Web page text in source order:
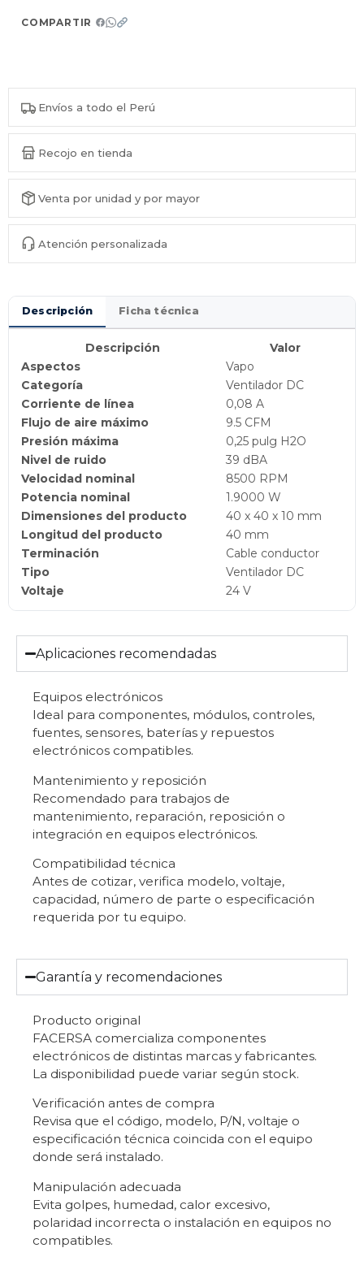
COMPARTIR
Envíos a todo el Perú
Recojo en tienda
Venta por unidad y por mayor
Atención personalizada
Descripción Ficha técnica
Descripción
Valor
Aspectos
Vapo
Categoría
Ventilador DC
Corriente de línea
0,08 A
Flujo de aire máximo
9.5 CFM
Presión máxima
0,25 pulg H2O
Nivel de ruido
39 dBA
Velocidad nominal
8500 RPM
Potencia nominal
1.9000 W
Dimensiones del producto
40 x 40 x 10 mm
Longitud del producto
40 mm
Terminación
Cable conductor
Tipo
Ventilador DC
Voltaje
24 V
Aplicaciones recomendadas
Equipos electrónicos
Ideal para componentes, módulos, controles,
fuentes, sensores, baterías y repuestos
electrónicos compatibles.
Mantenimiento y reposición
Recomendado para trabajos de
mantenimiento, reparación, reposición o
integración en equipos electrónicos.
Compatibilidad técnica
Antes de cotizar, verifica modelo, voltaje,
capacidad, número de parte o especificación
requerida por tu equipo.
Garantía y recomendaciones
Producto original
FACERSA comercializa componentes
electrónicos de distintas marcas y fabricantes.
La disponibilidad puede variar según stock.
Verificación antes de compra
Revisa que el código, modelo, P/N, voltaje o
especificación técnica coincida con el equipo
donde será instalado.
Manipulación adecuada
Evita golpes, humedad, calor excesivo,
polaridad incorrecta o instalación en equipos no
compatibles.